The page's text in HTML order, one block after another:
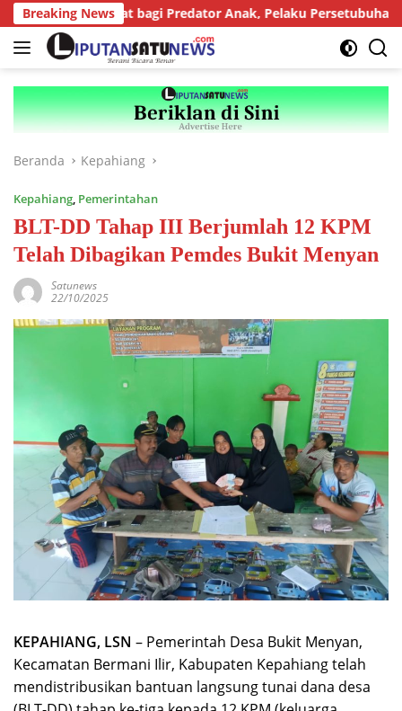
Langsung
ke
konten
Breaking News
Berat bagi Predator Anak, Pelaku Persetubuhan Anak
Beranda Kepahiang
Kepahiang, Pemerintahan
BLT-DD Tahap III Berjumlah 12 KPM
Telah Dibagikan Pemdes Bukit Menyan
Satunews
22/10/2025
KEPAHIANG, LSN – Pemerintah Desa Bukit Menyan,
Kecamatan Bermani Ilir, Kabupaten Kepahiang telah
mendistribusikan bantuan langsung tunai dana desa